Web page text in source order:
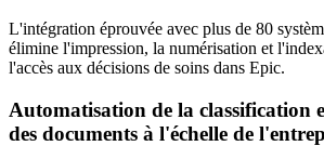
L'intégration éprouvée avec plus de 80
élimine l'impression, la numérisation et
l'accès aux décisions de soins dans Epic.
Automatisation de la classification
des documents à l'échelle de